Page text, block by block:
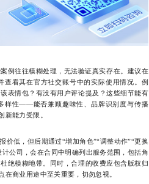
往往模糊处理，无法验证真实存在。建议在
看其在官方社交账号中的实际使用情况。例
表情包？有没有用户评论提及？这些细节能有
样性——能否兼顾趣味性、品牌识别度与传播
新能力受限。
低，但后期通过“增加角色”“调整动作”“更换
公司，会在合同中明确列出服务范围，包括角
绝模糊地带。同时，合理的收费应包含版权归
商业用途中至关重要，切勿忽视。